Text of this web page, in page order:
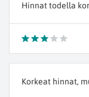
Hinnat todella
Korkeat hinnat,